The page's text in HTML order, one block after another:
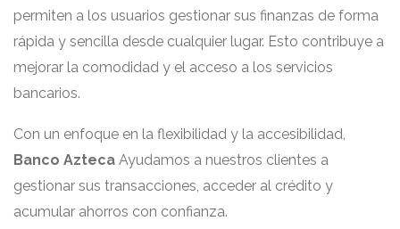
permiten a los usuarios gestionar sus finanzas de forma
rápida y sencilla desde cualquier lugar. Esto contribuye a
mejorar la comodidad y el acceso a los servicios
bancarios.
Con un enfoque en la flexibilidad y la accesibilidad,
Banco Azteca Ayudamos a nuestros clientes a
gestionar sus transacciones, acceder al crédito y
acumular ahorros con confianza.